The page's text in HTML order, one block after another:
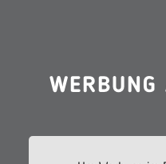
WERBUNG